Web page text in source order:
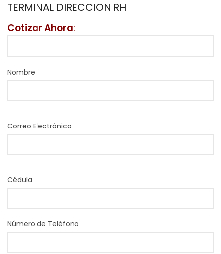
TERMINAL DIRECCION RH
Cotizar Ahora:
Nombre
Correo Electrónico
Cédula
Número de Teléfono